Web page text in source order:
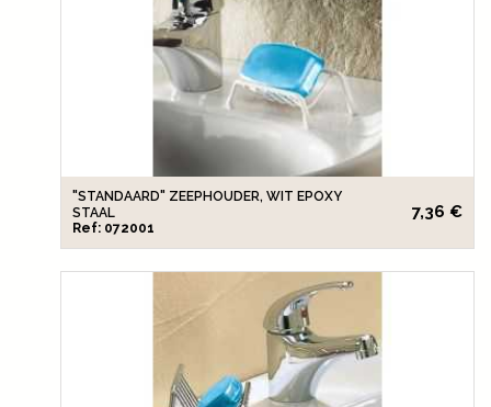
"STANDAARD" ZEEPHOUDER, WIT EPOXY
STAAL
Ref: 072001
7,36 €